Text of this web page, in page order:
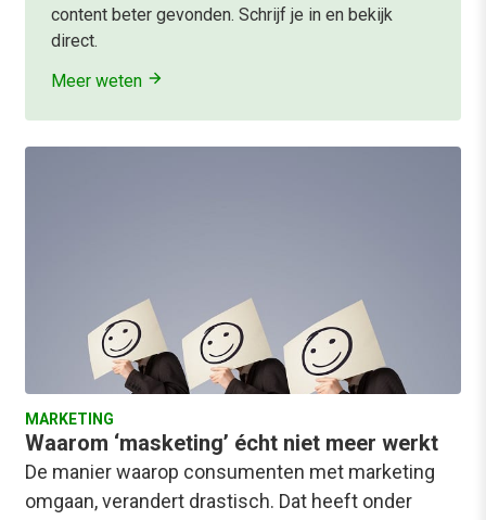
content beter gevonden. Schrijf je in en bekijk
direct.
Meer weten
MARKETING
Waarom ‘masketing’ écht niet meer werkt
De manier waarop consumenten met marketing
omgaan, verandert drastisch. Dat heeft onder